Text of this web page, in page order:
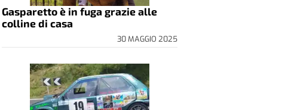
Gasparetto è in fuga grazie alle
colline di casa
30 MAGGIO 2025